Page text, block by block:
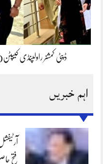
ڈپٹی کمشنر راولپنڈی
اہم خبریں